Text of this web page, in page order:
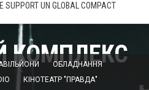
SUPPORT UN GLOBAL COMPACT
КОМПЛЕКС
ОБЛАДНАННЯ
КІНОТЕАТР "ПРАВДА"